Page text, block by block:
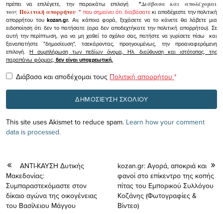
πρέπει να επιλέγετε, την παρακάτω επιλογή "Διάβασα και αποδέχομαι
τουςΠολιτική απορρήτου" που σημαίνει ότι διαβάσατεκι αποδέχεστε την πολιτική
απορρήτου τουkozan.gr. Αν, κάποια φορά, ξεχάσετε να το κάνετε θα λάβετε μια
ειδοποίηση ότι δεν το πατήσατε (αρα δεν αποδεχτήκατε την πολιτική απορρήτου). Σε
αυτή την περίπτωση, για να μη χαθεί το σχόλιο σας, πατήστε να γυρίσετε πίσω και
ξαναπατήστε "δημοσίευση", τσεκάροντας, προηγουμένως, την προαναφερόμενη
επιλογή.Η συμπλήρωση των πεδίων όνομα, Ηλ. διεύθυνση και ιστότοπος, της
παραπάνω φόρμας, δεν είναι υποχρεωτική.
Διάβασα και αποδέχομαι τους Πολιτική απορρήτου *
This site uses Akismet to reduce spam. Learn how your comment
data is processed.
ΑΝΤΙ-ΚΑΥΣΗ Δυτικής
Μακεδονίας:
Συμπαραστεκόμαστε στον
δίκαιο αγώνα της οικογένειας
του Βασίλειου Μάγγου
kozan.gr: Αγορά, αποκριά και
φανoί στο επίκεντρο της κοπής
πίτας του Εμπορικού Συλλόγου
Κοζάνης (Φωτογραφίες &
Βίντεο)